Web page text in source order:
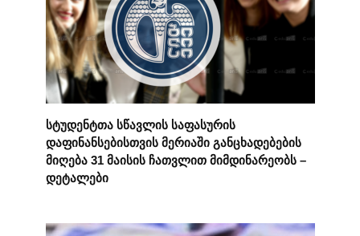
სტუდენტთა სწავლის საფასურის
დაფინანსებისთვის მერიაში განცხადებების
მიღება 31 მაისის ჩათვლით მიმდინარეობს –
დეტალები